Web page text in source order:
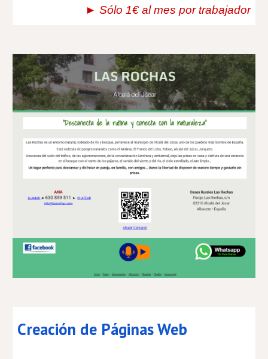
► Sólo 1€ al mes por trabajador
Creación de Páginas Web